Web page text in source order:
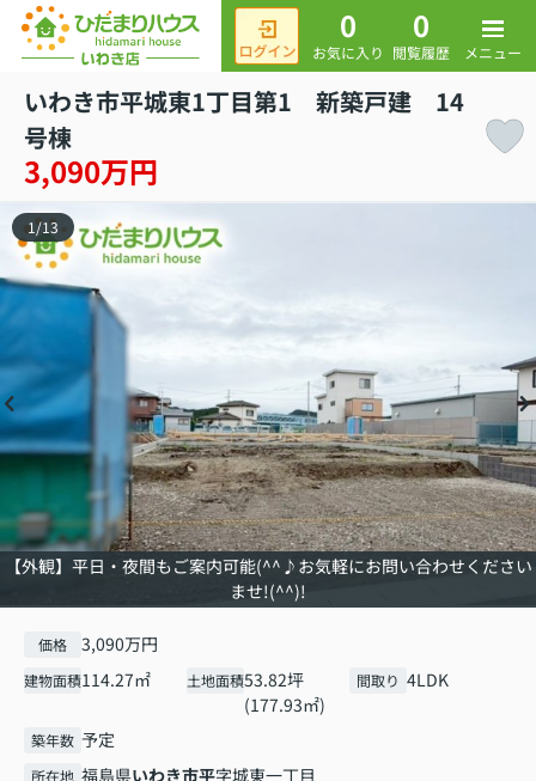
0
お気に入り
0
閲覧履歴 メニュー
いわき市平城東1丁目第1 新築戸建 14
号棟
3,090万円
【外観】平日・夜間もご案内可能(^^♪お気軽にお問い合わせください
ませ!(^^)!
1/13
価格 3,090万円
建物面積114.27㎡ 土地面積53.82坪
(177.93㎡)
間取り 4LDK
築年数 予定
所在地 福島県いわき市平字城東一丁目